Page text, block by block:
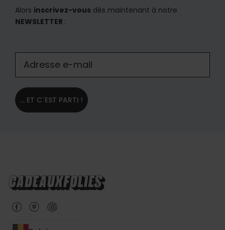
Alors inscrivez-vous dès maintenant à notre
NEWSLETTER :
... ET C´EST PARTI !